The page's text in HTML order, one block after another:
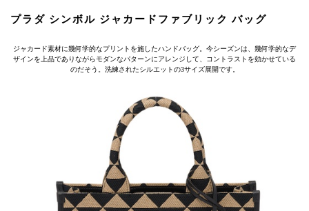
プラダ シンボル ジャカードファブリック バッグ
ジャカード素材に幾何学的なプリントを施したハンドバッグ。今シーズンは、幾何学的なデ
ザインを上品でありながらモダンなパターンにアレンジして、コントラストを効かせている
のだそう。洗練されたシルエットの3サイズ展開です。